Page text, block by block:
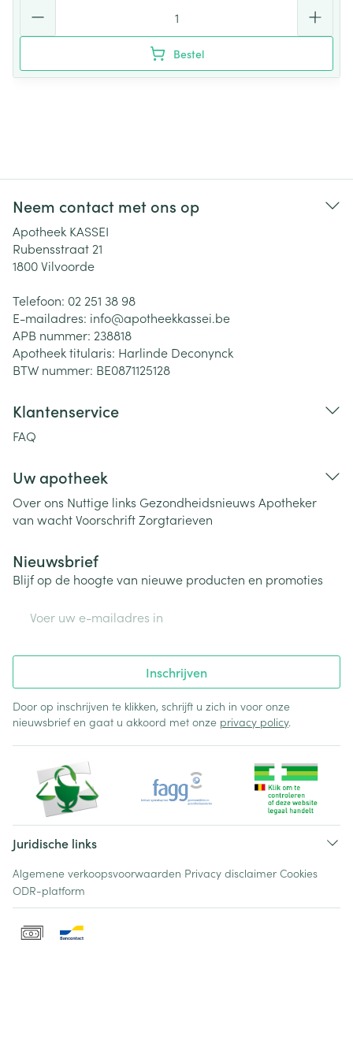
Bestel
Neem contact met ons op
Apotheek KASSEI
Rubensstraat 21
1800Vilvoorde
Telefoon: 02 251 38 98
E-mailadres: info@apotheekkassei.be
APB nummer: 238818
Apotheek titularis: Harlinde Deconynck
BTW nummer: BE0871125128
Klantenservice
FAQ
Uw apotheek
Over ons Nuttige links Gezondheidsnieuws Apotheker
van wachtVoorschriftZorgtarieven
Nieuwsbrief
Blijf op de hoogte van nieuwe producten en promoties
Inschrijven
Door op inschrijven te klikken, schrijft u zich in voor onze
nieuwsbrief en gaat u akkoord met onze privacy policy.
Juridische links
Algemene verkoopsvoorwaarden Privacy disclaimer Cookies
ODR-platform